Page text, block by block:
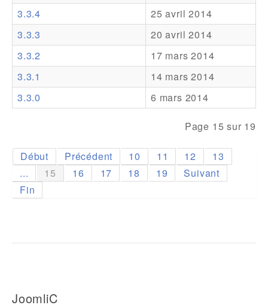
Support
Forum
3.3.4
25 avril 2014
3.3.3
20 avril 2014
3.3.2
17 mars 2014
3.3.1
14 mars 2014
3.3.0
6 mars 2014
Page 15 sur 19
Début Précédent 10 11 12
13
...
15 16 17 18 19
Suivant
Fin
JoomliC